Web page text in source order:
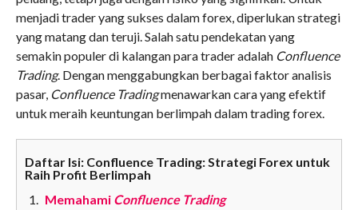
menjadi trader yang sukses dalam forex, diperlukan strategi
yang matang dan teruji. Salah satu pendekatan yang
semakin populer di kalangan para trader adalah Confluence
Trading. Dengan menggabungkan berbagai faktor analisis
pasar, Confluence Tradingmenawarkan cara yang efektif
untuk meraih keuntungan berlimpah dalam trading forex.
Daftar Isi: Confluence Trading: Strategi Forex untuk
Raih Profit Berlimpah
Memahami Confluence Trading